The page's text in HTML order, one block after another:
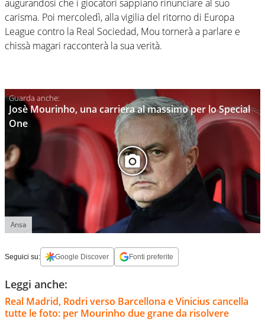
augurandosi che i giocatori sappiano rinunciare al suo
carisma. Poi mercoledì, alla vigilia del ritorno di Europa
League contro la Real Sociedad, Mou tornerà a parlare e
chissà magari racconterà la sua verità.
Josè Mourinho, una carriera al massimo per lo Special
One
Ansa
Seguici su: Google Discover Fonti preferite
Leggi anche:
Real Madrid, Rodri verso Barcellona e Vinicius cancella
tutte le foto: per Mourinho due grane da risolvere